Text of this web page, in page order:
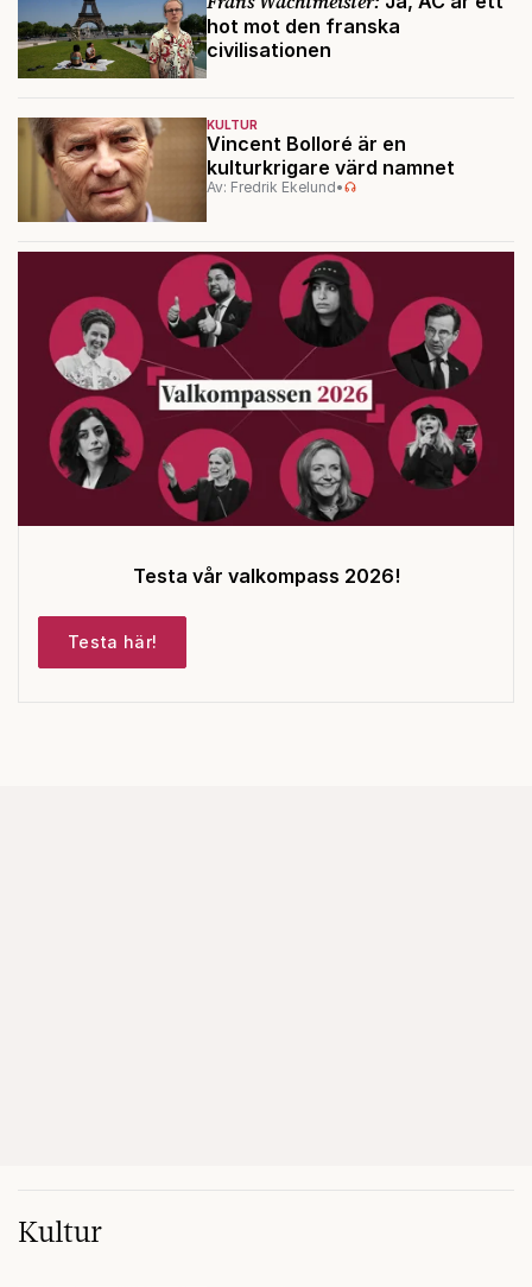
hot mot den franska
civilisationen
KULTUR
Vincent Bolloré är en
kulturkrigare värd namnet
Av: Fredrik Ekelund•
Testa vår valkompass 2026!
Testa här!
Kultur